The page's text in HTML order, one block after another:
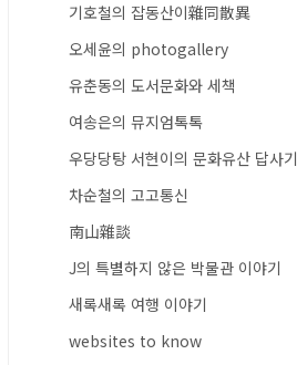
기호철의 잡동산이雜同散異
오세윤의 photogallery
유춘동의 도서문화와 세책
여송은의 뮤지엄톡톡
우당당탕 서현이의 문화유산 답사기
차순철의 고고통신
南山雜談
J의 특별하지 않은 박물관 이야기
새록새록 여행 이야기
websites to know